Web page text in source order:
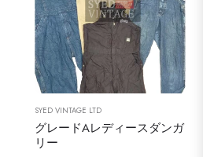
SYED VINTAGE LTD
グレードAレディースダンガ
リー